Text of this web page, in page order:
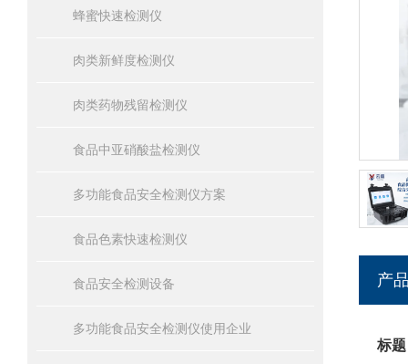
蜂蜜快速检测仪
肉类新鲜度检测仪
肉类药物残留检测仪
食品中亚硝酸盐检测仪
多功能食品安全检测仪方案
食品色素快速检测仪
食品安全检测设备
多功能食品安全检测仪使用企业
产
标